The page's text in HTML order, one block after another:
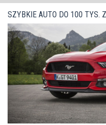
SZYBKIE AUTO DO 100 TYS.